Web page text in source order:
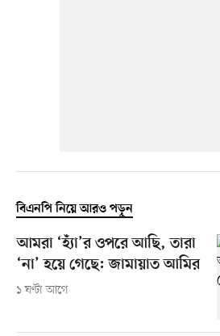
বিএনপি নিয়ে আরও পড়ুন
আমরা ‘হ্যাঁ’র ওপরে আছি, তারা
‘না’ হয়ে গেছে: জামায়াত আমির
১ ঘণ্টা আগে